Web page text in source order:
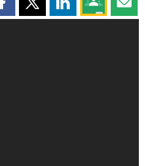
Partager cette page sur
Partager cette page sur X
Partager cette
Partagez